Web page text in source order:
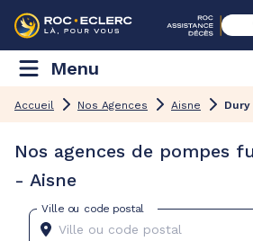
Menu
Accueil Nos Agences Aisne Dury
Nos agences de pompes
- Aisne
Ville ou code postal